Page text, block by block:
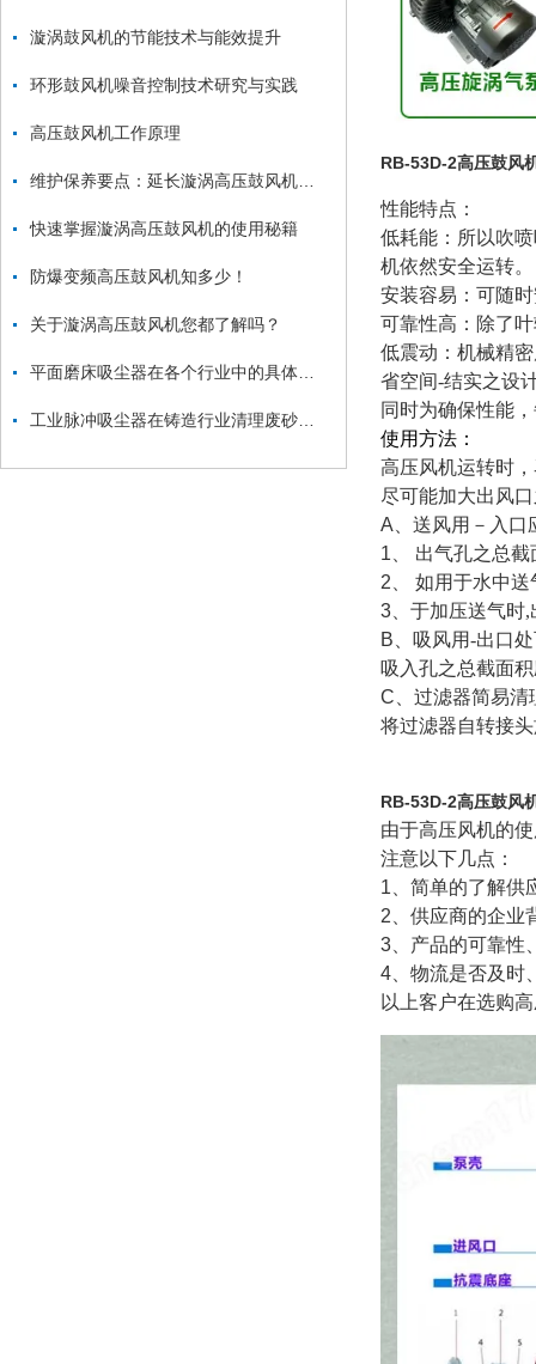
漩涡鼓风机的节能技术与能效提升
环形鼓风机噪音控制技术研究与实践
高压鼓风机工作原理
快速掌握漩涡高压鼓风机的使用秘籍
防爆变频高压鼓风机知多少！
关于漩涡高压鼓风机您都了解吗？
RB-53D-2高压鼓风
性能特点：
低耗能：所以吹
机依然安全运转。
安装容易：可随
可靠性高：除了
低震动：机械精
省空间-结实之设
同时为确保性能
使用方法：
高压风机运转时
尽可能加大出风
A 、送风用－入
1 、 出气孔之总
2 、 如用于水中
3 、于加压送气
B 、吸风用-出口
吸入孔之总截面
C 、过滤器简易
将过滤器自转接
RB-53D-2高压鼓风
由于高压风机的
注意以下几点：
1 、简单的了解
2 、供应商的企
3 、产品的可靠
4 、物流是否及时
以上客户在选购